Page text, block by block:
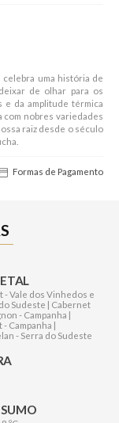
celebra uma história de
de olhar para os
da amplitude térmica
nobres variedades
raiz desde o século
Formas de Pagamento
- Vale dos Vinhedos e
Sudeste | Cabernet
- Campanha |
Campanha |
- Serra do Sudeste